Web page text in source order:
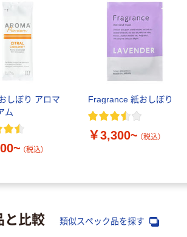
しぼり アロマ
ム
（税込）
Fragrance 紙おしぼり
￥3,300~ （税込）
と比較 類似スペック品を探す